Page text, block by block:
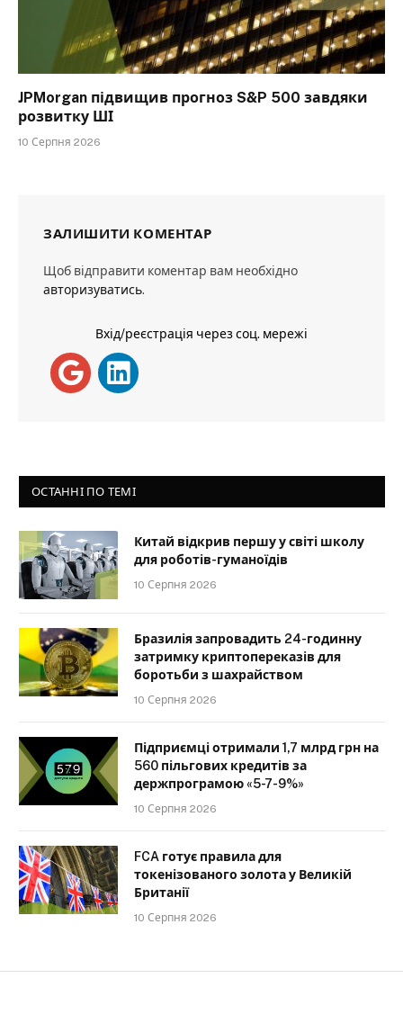
JPMorgan підвищив прогноз S&P 500 завдяки
розвитку ШІ
10 Серпня 2026
ЗАЛИШИТИ КОМЕНТАР
Щоб відправити коментар вам необхідно
авторизуватись.
Вхід/реєстрація через соц. мережі
ОСТАННІ ПО ТЕМІ
Китай відкрив першу у світі школу
для роботів-гуманоїдів
10 Серпня 2026
Бразилія запровадить 24-годинну
затримку криптопереказів для
боротьби з шахрайством
10 Серпня 2026
Підприємці отримали 1,7 млрд грн на
560 пільгових кредитів за
держпрограмою «5-7-9%»
10 Серпня 2026
FCA готує правила для
токенізованого золота у Великій
Британії
10 Серпня 2026